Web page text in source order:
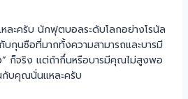
ะครับ นักฟุตบอลระดับโลกอย่างโรนัล
กุนซือที่มากทั้งความสามารถและบารมี
” ก็จริง แต่ถ้ากึ๋นหรือบารมีคุณไม่สูงพอ
กับคุณนั่นแหละครับ